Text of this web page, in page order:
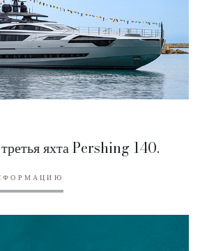
яхта Pershing 140.